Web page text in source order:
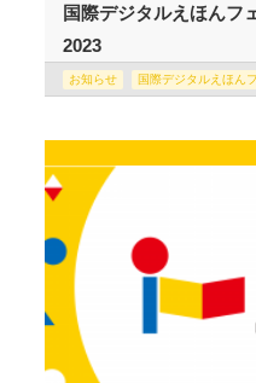
国際デジタルえほんフ
2023
お知らせ 国際デジタルえほん